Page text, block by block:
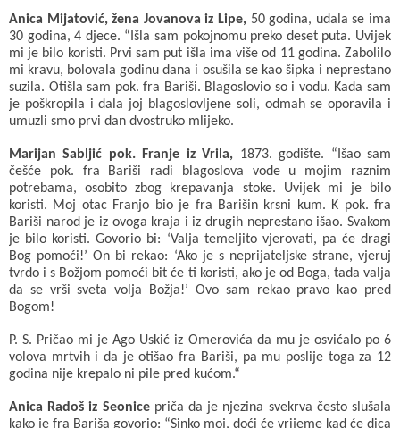
Anica Mijatović, žena Jovanova iz Lipe, 50 godina, udala se ima
30 godina, 4 djece. “Išla sam pokojnomu preko deset puta. Uvijek
mi je bilo koristi. Prvi sam put išla ima više od 11 godina. Zabolilo
mi kravu, bolovala godinu dana i osušila se kao šipka i neprestano
suzila. Otišla sam pok. fra Bariši. Blagoslovio so i vodu. Kada sam
je poškropila i dala joj blagoslovljene soli, odmah se oporavila i
umuzli smo prvi dan dvostruko mlijeko.
Marijan Sabljić pok. Franje iz Vrila, 1873. godište. “Išao sam
češće pok. fra Bariši radi blagoslova vode u mojim raznim
potrebama, osobito zbog krepavanja stoke. Uvijek mi je bilo
koristi. Moj otac Franjo bio je fra Barišin krsni kum. K pok. fra
Bariši narod je iz ovoga kraja i iz drugih neprestano išao. Svakom
je bilo koristi. Govorio bi: ‘Valja temeljito vjerovati, pa će dragi
Bog pomoći!’ On bi rekao: ‘Ako je s neprijateljske strane, vjeruj
tvrdo i s Božjom pomoći bit će ti koristi, ako je od Boga, tada valja
da se vrši sveta volja Božja!’ Ovo sam rekao pravo kao pred
Bogom!
P. S. Pričao mi je Ago Uskić iz Omerovića da mu je osvićalo po 6
volova mrtvih i da je otišao fra Bariši, pa mu poslije toga za 12
godina nije krepalo ni pile pred kućom.“
Anica Radoš iz Seonicepriča da je njezina svekrva često slušala
kako je fra Bariša govorio: “Sinko moj, doći će vrijeme kad će dica